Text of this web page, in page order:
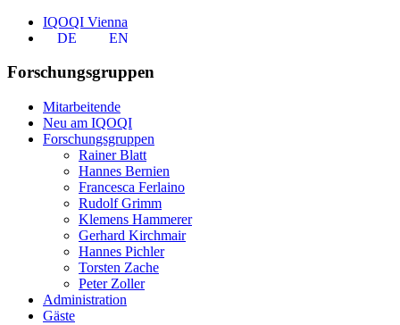
IQOQI Vienna
DE
EN
Forschungsgruppen
Mitarbeitende
Neu am IQOQI
Forschungsgruppen
Rainer Blatt
Hannes Bernien
Francesca Ferlaino
Rudolf Grimm
Klemens Hammerer
Gerhard Kirchmair
Hannes Pichler
Torsten Zache
Peter Zoller
Administration
Gäste